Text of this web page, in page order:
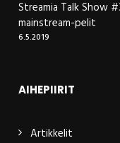
Streamia Talk Show
mainstream-pelit
6.5.2019
AIHEPIIRIT
Artikkelit